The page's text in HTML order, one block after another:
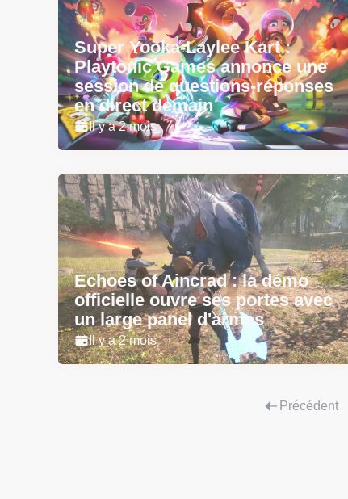
Super Yooka-Laylee Kart :
Playtonic Games annonce une
session de questions-réponses
en direct demain
Il y a 2 mois
Echoes of Aincrad : la démo
officielle ouvre ses portes avec
un large panel d'armes
Il y a 2 mois
Précédent